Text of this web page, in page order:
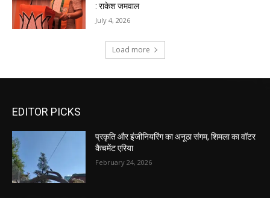
EDITOR PICKS
प्रकृति और इंजीनियरिंग का अनूठा संगम, शिमला का वॉटर
कैचमेंट एरिया
February 24, 2026